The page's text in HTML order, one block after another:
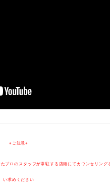
※ご注意※
プロのスタッフが常駐する店頭にてカウンセリング
い求めください